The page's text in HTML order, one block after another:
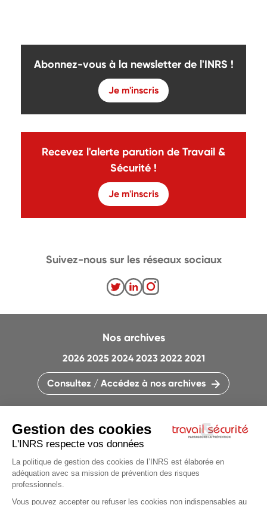
Abonnez-vous à la newsletter de l'INRS !
Je m'inscris
Recevez l'alerte parution de Travail &
Sécurité !
Je m'inscris
CONTACTEZ LA RÉDACTION
QUI SOMMES-NOUS ?
MENTIONS LÉGALES
Nos archives
2026 2025 2024 2023 2022 2021
Consultez / Accédez à nos archives
Suivez-nous sur les réseaux sociaux